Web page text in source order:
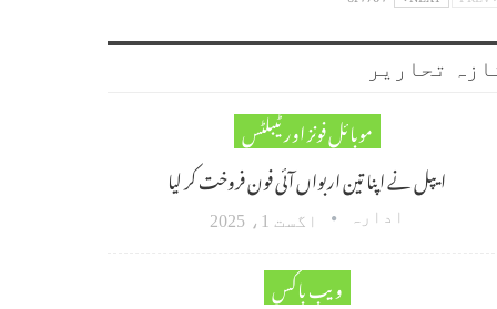
تحاریر
موبائل فونز اور ٹیبلٹس
ایپل نے اپنا تین اربواں آئی فون فروخت کر لیا
ادارہ اگست 1، 2025
ویب باکس